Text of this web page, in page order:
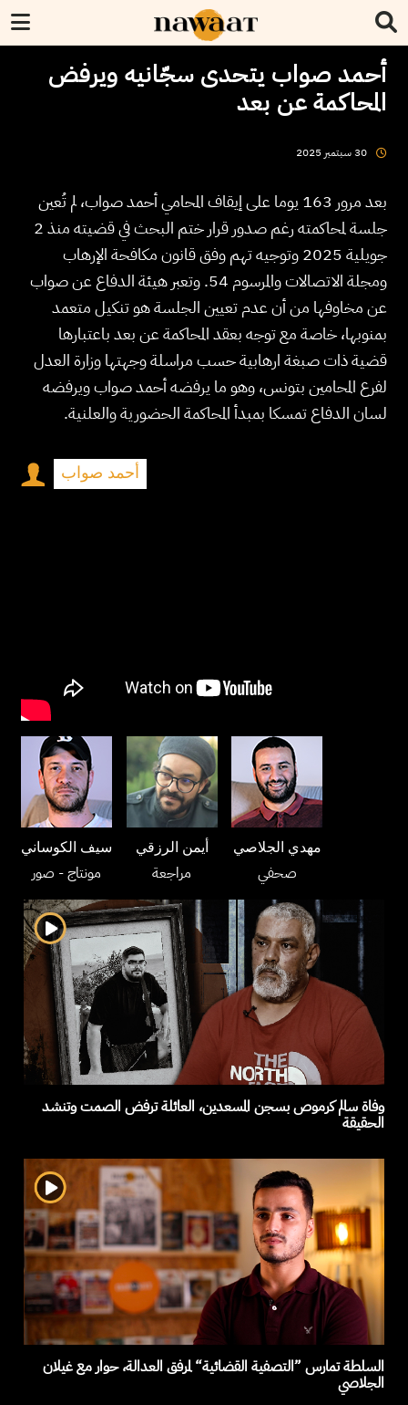
أحمد صواب يتحدى سجّانيه ويرفض
المحاكمة عن بعد
30 سبتمبر 2025
بعد مرور 163 يوما على إيقاف المحامي أحمد صواب، لم تُعين
جلسة لمحاكمته رغم صدور قرار ختم البحث في قضيته منذ 2
جويلية 2025 وتوجيه تهم وفق قانون مكافحة الإرهاب
ومجلة الاتصالات والمرسوم 54. وتعبر هيئة الدفاع عن صواب
عن مخاوفها من أن عدم تعيين الجلسة هو تنكيل متعمد
بمنوبها، خاصة مع توجه بعقد المحاكمة عن بعد باعتبارها
قضية ذات صبغة ارهابية حسب مراسلة وجهتها وزارة العدل
لفرع المحامين بتونس، وهو ما يرفضه أحمد صواب ويرفضه
لسان الدفاع تمسكا بمبدأ المحاكمة الحضورية والعلنية.
أحمد صواب
سيف الكوساني
مونتاج- صور
أيمن الرزقي
مراجعة
مهدي الجلاصي
صحفي
وفاة سالم كرموص بسجن المسعدين، العائلة ترفض الصمت وتنشد
الحقيقة
السلطة تمارس ”التصفية القضائية“ لمرفق العدالة، حوار مع غيلان
الجلاصي